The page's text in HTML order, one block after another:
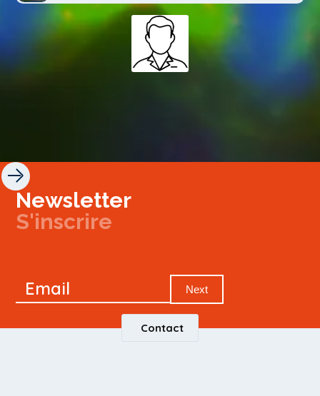
Newsletter
S'inscrire
Signup
Email Next
Contact